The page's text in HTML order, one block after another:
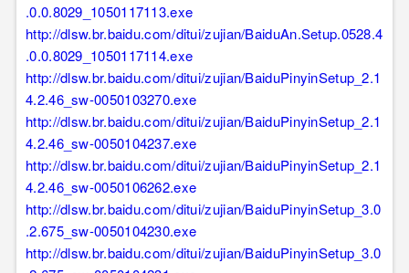
.0.0.8029_1050117113.exe
http://dlsw.br.baidu.com/ditui/zujian/BaiduAn.Setup.0528.4
.0.0.8029_1050117114.exe
http://dlsw.br.baidu.com/ditui/zujian/BaiduPinyinSetup_2.1
4.2.46_sw-0050103270.exe
http://dlsw.br.baidu.com/ditui/zujian/BaiduPinyinSetup_2.1
4.2.46_sw-0050104237.exe
http://dlsw.br.baidu.com/ditui/zujian/BaiduPinyinSetup_2.1
4.2.46_sw-0050106262.exe
http://dlsw.br.baidu.com/ditui/zujian/BaiduPinyinSetup_3.0
.2.675_sw-0050104230.exe
http://dlsw.br.baidu.com/ditui/zujian/BaiduPinyinSetup_3.0